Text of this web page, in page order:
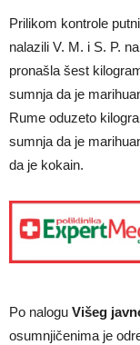
Prilikom kontrole
nalazili V. M. i S. P.
pronašla šest
sumnja da je
Rume oduzeto
sumnja da je
da je kokain.
Po nalogu Višeg
osumnjičenima je